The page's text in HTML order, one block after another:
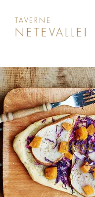
TAVERNE
NETEVALLEI
Menu